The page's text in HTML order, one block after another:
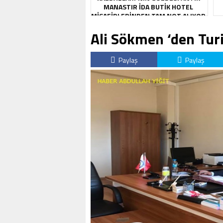
MANASTIR İDA BUTIK HOTEL
MISAFIRLERINDEN TAM NOT ALIYOR
Ali Sökmen ‘den
Paylaş Paylaş